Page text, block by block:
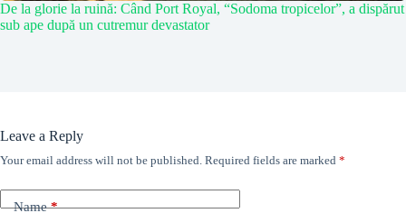
De la glorie la ruină: Când Port Royal, “Sodoma tropicelor”, a dispărut
sub ape după un cutremur devastator
Leave a Reply
Your email address will not be published. Required fields are marked *
Name*